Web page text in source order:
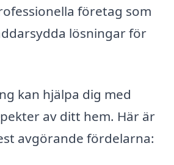
företag som
lösningar för
kan hjälpa dig med
av ditt hem. Här är
avgörande fördelarna: